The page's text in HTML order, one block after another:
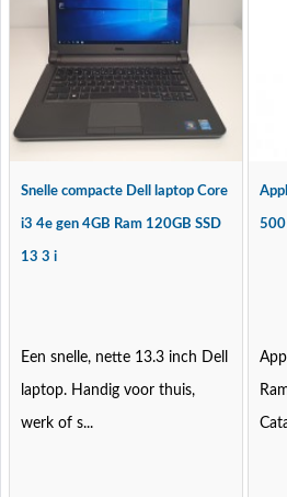
Snelle compacte Dell laptop Core
i3 4e gen 4GB Ram 120GB SSD
13 3 i
Een snelle, nette 13.3 inch Dell
laptop. Handig voor thuis,
werk of s...
500